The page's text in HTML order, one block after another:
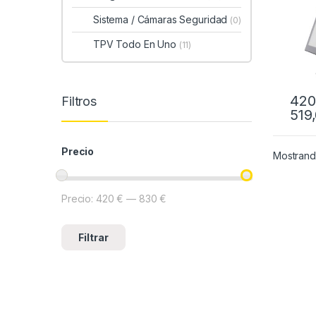
Este
Sistema / Cámaras Seguridad (0)
TPV Todo En Uno (11)
Filtros
Precio
Precio mínimo
Precio máximo
Filtrar
Precio: 420 € — 830 €